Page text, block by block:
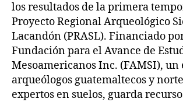
los resultados de la primera
Proyecto Regional Arqueológico
Lacandón (PRASL). Financiado
Fundación para el Avance de
Mesoamericanos Inc. (FAMSI), un
arqueólogos guatemaltecos y
expertos en suelos, guarda